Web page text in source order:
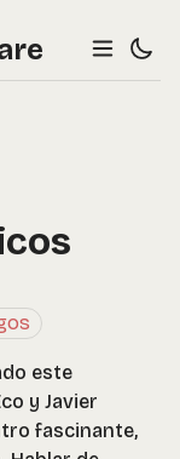
este
y Javier
fascinante,